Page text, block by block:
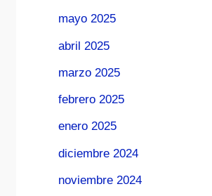
mayo 2025
abril 2025
marzo 2025
febrero 2025
enero 2025
diciembre 2024
noviembre 2024